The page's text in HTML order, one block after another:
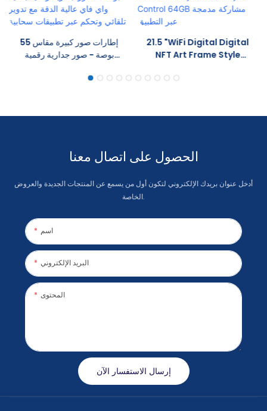
إطارات صور كبيرة مقاس 55
بوصة - صور جدارية رقمية
تدوير تلقائي وتحكم عبر
21.5 "WiFi Digital Digital
NFT Art Frame Style
64GB مشاركة مدمجة عبر
الحصول على اتصال معنا
أدخل عنوان بريدك الإلكتروني لتكون أول من يسمع عن المنتجات الجديدة والعروض
الخاصة.
اسم
البريد الإلكتروني
المحتوى
إرسال الاستفسار الآن